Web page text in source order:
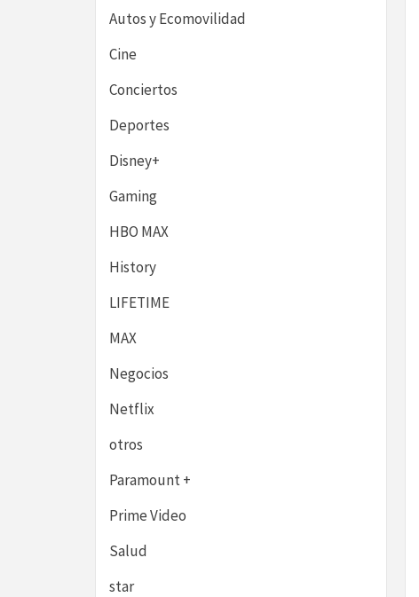
Autos y Ecomovilidad
Cine
Conciertos
Deportes
Disney+
Gaming
HBO MAX
History
LIFETIME
MAX
Negocios
Netflix
otros
Paramount +
Prime Video
Salud
star